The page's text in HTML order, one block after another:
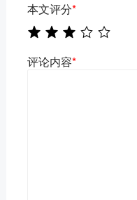
本文评分*
评论内容*